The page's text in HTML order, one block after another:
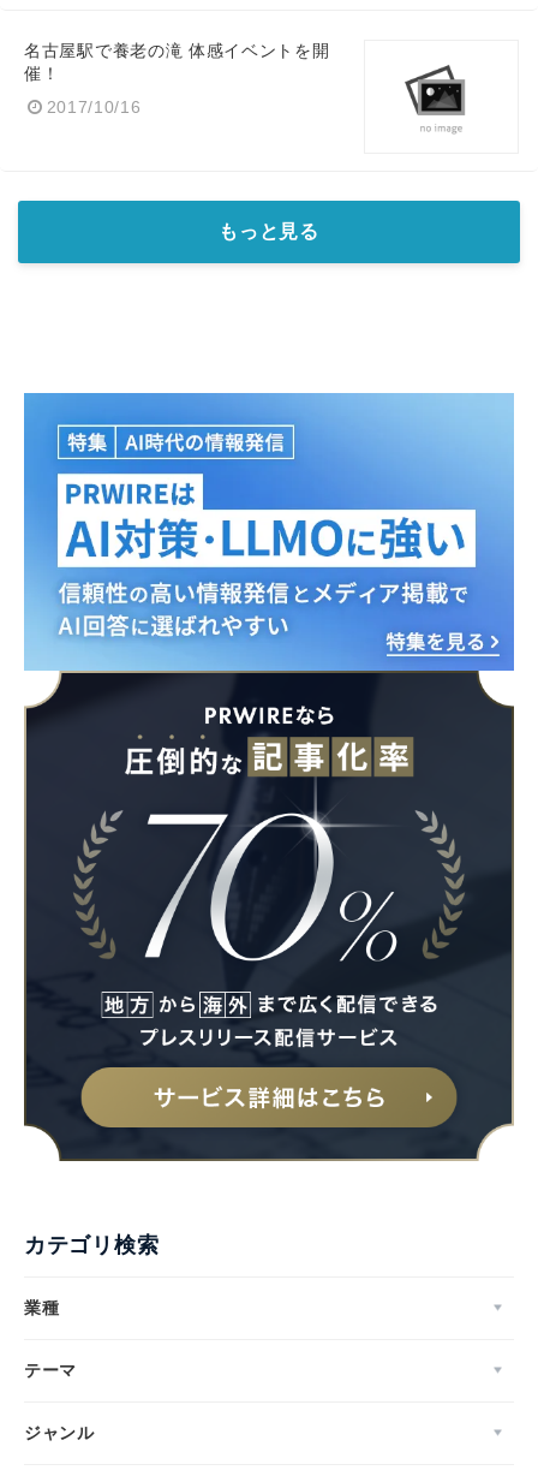
名古屋駅で養老の滝 体感イベントを開
催！
2017/10/16
もっと見る
カテゴリ検索
業種
テーマ
ジャンル